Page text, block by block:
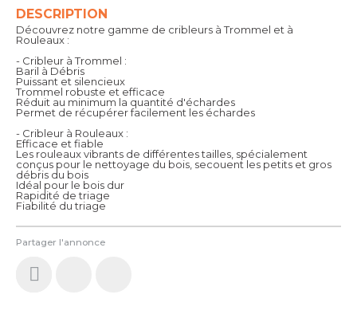
Partager l'annonce
DESCRIPTION
Découvrez notre gamme de cribleurs à Trommel et à
Rouleaux :
- Cribleur à Trommel :
Baril à Débris
Puissant et silencieux
Trommel robuste et efficace
Réduit au minimum la quantité d'échardes
Permet de récupérer facilement les échardes
- Cribleur à Rouleaux :
Efficace et fiable
Les rouleaux vibrants de différentes tailles, spécialement
conçus pour le nettoyage du bois, secouent les petits et gros
débris du bois
Idéal pour le bois dur
Rapidité de triage
Fiabilité du triage